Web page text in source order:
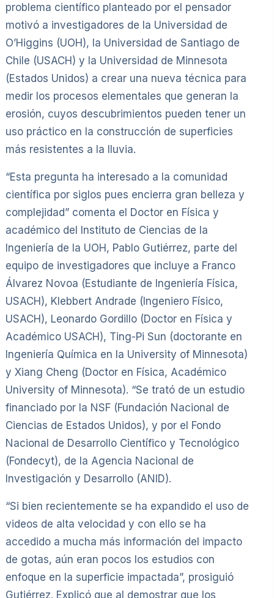
problema científico planteado por el pensador
motivó a investigadores de la Universidad de
O’Higgins (UOH), la Universidad de Santiago de
Chile (USACH) y la Universidad de Minnesota
(Estados Unidos) a crear una nueva técnica para
medir los procesos elementales que generan la
erosión, cuyos descubrimientos pueden tener un
uso práctico en la construcción de superficies
más resistentes a la lluvia.
“Esta pregunta ha interesado a la comunidad
científica por siglos pues encierra gran belleza y
complejidad” comenta el Doctor en Física y
académico del Instituto de Ciencias de la
Ingeniería de la UOH, Pablo Gutiérrez, parte del
equipo de investigadores que incluye a Franco
Álvarez Novoa (Estudiante de Ingeniería Física,
USACH), Klebbert Andrade (Ingeniero Físico,
USACH), Leonardo Gordillo (Doctor en Física y
Académico USACH), Ting-Pi Sun (doctorante en
Ingeniería Química en la University of Minnesota)
y Xiang Cheng (Doctor en Física, Académico
University of Minnesota). “Se trató de un estudio
financiado por la NSF (Fundación Nacional de
Ciencias de Estados Unidos), y por el Fondo
Nacional de Desarrollo Científico y Tecnológico
(Fondecyt), de la Agencia Nacional de
Investigación y Desarrollo (ANID).
“Si bien recientemente se ha expandido el uso de
videos de alta velocidad y con ello se ha
accedido a mucha más información del impacto
de gotas, aún eran pocos los estudios con
enfoque en la superficie impactada”, prosiguió
Gutiérrez. Explicó que al demostrar que los